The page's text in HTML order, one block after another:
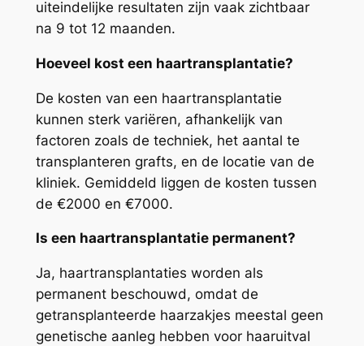
uiteindelijke resultaten zijn vaak zichtbaar
na 9 tot 12 maanden.
Hoeveel kost een haartransplantatie?
De kosten van een haartransplantatie
kunnen sterk variëren, afhankelijk van
factoren zoals de techniek, het aantal te
transplanteren grafts, en de locatie van de
kliniek. Gemiddeld liggen de kosten tussen
de €2000 en €7000.
Is een haartransplantatie permanent?
Ja, haartransplantaties worden als
permanent beschouwd, omdat de
getransplanteerde haarzakjes meestal geen
genetische aanleg hebben voor haaruitval